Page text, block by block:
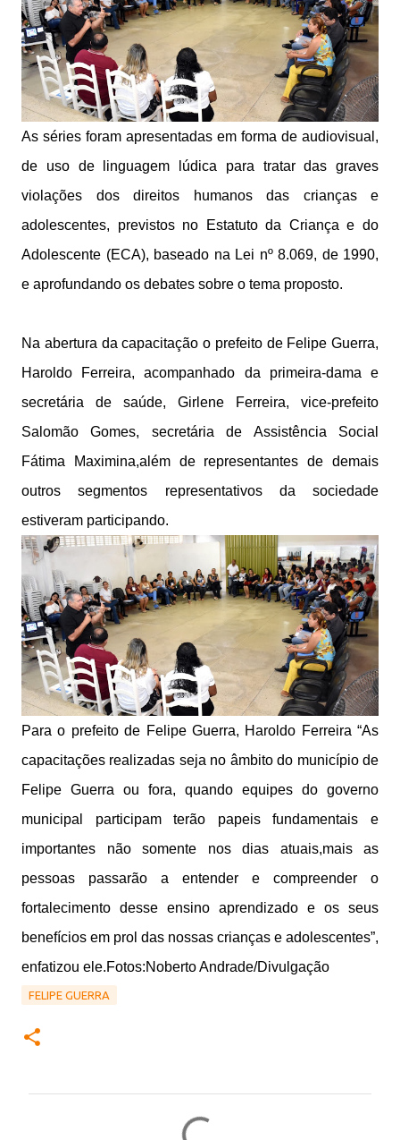
As séries foram apresentadas em forma de audiovisual,
de uso de linguagem lúdica para tratar das graves
violações dos direitos humanos das crianças e
adolescentes, previstos no Estatuto da Criança e do
Adolescente (ECA), baseado na Lei nº 8.069, de 1990,
e aprofundando os debates sobre o tema proposto.
Na abertura da capacitação o prefeito de Felipe Guerra,
Haroldo Ferreira, acompanhado da primeira-dama e
secretária de saúde, Girlene Ferreira, vice-prefeito
Salomão Gomes, secretária de Assistência Social
Fátima Maximina,além de representantes de demais
outros segmentos representativos da sociedade
estiveram participando.
Para o prefeito de Felipe Guerra, Haroldo Ferreira “As
capacitações realizadas seja no âmbito do município de
Felipe Guerra ou fora, quando equipes do governo
municipal participam terão papeis fundamentais e
importantes não somente nos dias atuais,mais as
pessoas passarão a entender e compreender o
fortalecimento desse ensino aprendizado e os seus
benefícios em prol das nossas crianças e adolescentes”,
enfatizou ele.Fotos:Noberto Andrade/Divulgação
FELIPE GUERRA